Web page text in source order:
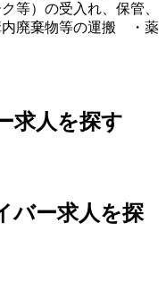
等）の受入れ、保管、
廃棄物等の運搬 ・薬
求人を探す
バー求人を探